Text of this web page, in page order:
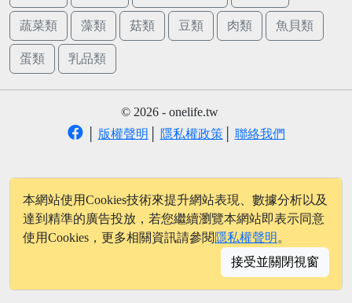
蔬菜類 藻類 菇類 豆類 肉類 魚貝類
蛋類 乳品類
© 2026 - onelife.tw
版權聲明 隱私權政策│ 聯絡我們
本網站使用Cookies技術來提升網站表現、數據分析以及
達到精準的廣告投放，若您繼續瀏覽本網站即表示同意
使用Cookies，更多相關資訊請參閱 隱私權聲明 。
接受並關閉視窗